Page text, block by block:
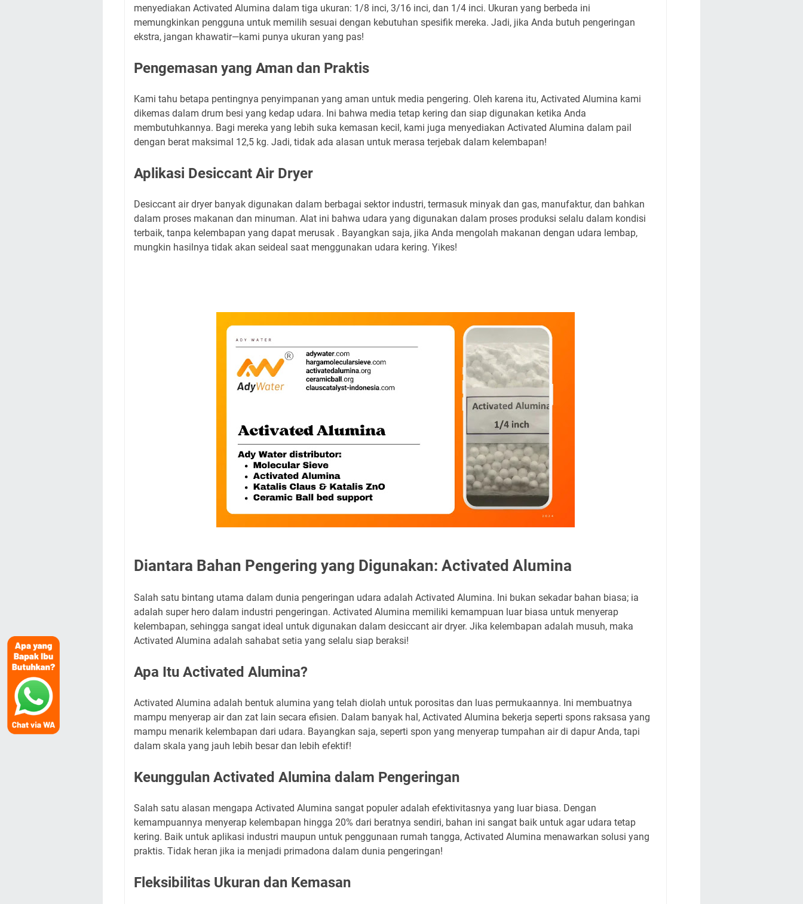
menyediakan Activated Alumina dalam tiga ukuran: 1/8 inci, 3/16 inci, dan 1/4 inci. Ukuran yang berbeda ini
memungkinkan pengguna untuk memilih sesuai dengan kebutuhan spesifik mereka. Jadi, jika Anda butuh pengeringan
ekstra, jangan khawatir—kami punya ukuran yang pas!
Pengemasan yang Aman dan Praktis
Kami tahu betapa pentingnya penyimpanan yang aman untuk media pengering. Oleh karena itu, Activated Alumina kami
dikemas dalam drum besi yang kedap udara. Ini bahwa media tetap kering dan siap digunakan ketika Anda
membutuhkannya. Bagi mereka yang lebih suka kemasan kecil, kami juga menyediakan Activated Alumina dalam pail
dengan berat maksimal 12,5 kg. Jadi, tidak ada alasan untuk merasa terjebak dalam kelembapan!
Aplikasi Desiccant Air Dryer
Desiccant air dryer banyak digunakan dalam berbagai sektor industri, termasuk minyak dan gas, manufaktur, dan bahkan
dalam proses makanan dan minuman. Alat ini bahwa udara yang digunakan dalam proses produksi selalu dalam kondisi
terbaik, tanpa kelembapan yang dapat merusak . Bayangkan saja, jika Anda mengolah makanan dengan udara lembap,
mungkin hasilnya tidak akan seideal saat menggunakan udara kering. Yikes!
Diantara Bahan Pengering yang Digunakan: Activated Alumina
Salah satu bintang utama dalam dunia pengeringan udara adalah Activated Alumina. Ini bukan sekadar bahan biasa; ia
adalah super hero dalam industri pengeringan. Activated Alumina memiliki kemampuan luar biasa untuk menyerap
kelembapan, sehingga sangat ideal untuk digunakan dalam desiccant air dryer. Jika kelembapan adalah musuh, maka
Activated Alumina adalah sahabat setia yang selalu siap beraksi!
Apa Itu Activated Alumina?
Activated Alumina adalah bentuk alumina yang telah diolah untuk porositas dan luas permukaannya. Ini membuatnya
mampu menyerap air dan zat lain secara efisien. Dalam banyak hal, Activated Alumina bekerja seperti spons raksasa yang
mampu menarik kelembapan dari udara. Bayangkan saja, seperti spon yang menyerap tumpahan air di dapur Anda, tapi
dalam skala yang jauh lebih besar dan lebih efektif!
Keunggulan Activated Alumina dalam Pengeringan
Salah satu alasan mengapa Activated Alumina sangat populer adalah efektivitasnya yang luar biasa. Dengan
kemampuannya menyerap kelembapan hingga 20% dari beratnya sendiri, bahan ini sangat baik untuk agar udara tetap
kering. Baik untuk aplikasi industri maupun untuk penggunaan rumah tangga, Activated Alumina menawarkan solusi yang
praktis. Tidak heran jika ia menjadi primadona dalam dunia pengeringan!
Fleksibilitas Ukuran dan Kemasan